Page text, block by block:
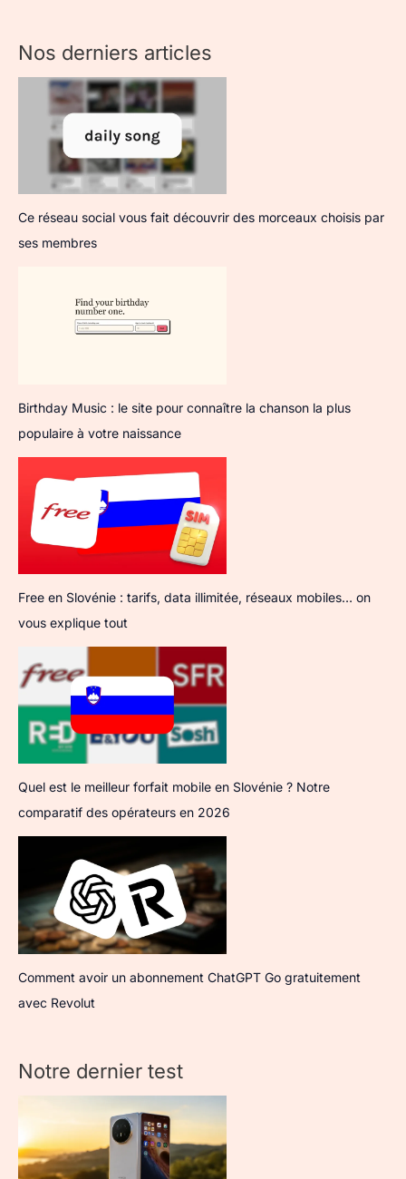
Nos derniers articles
Ce réseau social vous fait découvrir des morceaux choisis par
ses membres
Birthday Music : le site pour connaître la chanson la plus
populaire à votre naissance
Free en Slovénie : tarifs, data illimitée, réseaux mobiles… on
vous explique tout
Quel est le meilleur forfait mobile en Slovénie ? Notre
comparatif des opérateurs en 2026
Comment avoir un abonnement ChatGPT Go gratuitement
avec Revolut
Notre dernier test